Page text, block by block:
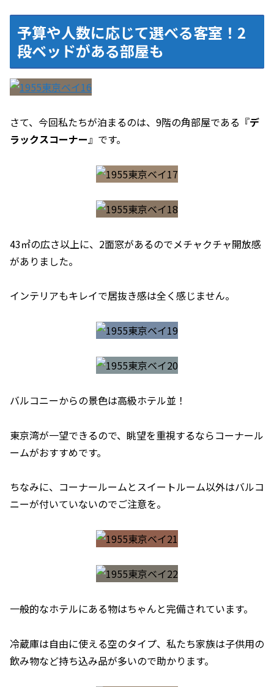
予算や人数に応じて選べる客室！2
段ベッドがある部屋も
さて、今回私たちが泊まるのは、9階の角部屋である『デ
ラックスコーナー』です。
43㎡の広さ以上に、2面窓があるのでメチャクチャ開放感
がありました。
インテリアもキレイで居抜き感は全く感じません。
バルコニーからの景色は高級ホテル並！
東京湾が一望できるので、眺望を重視するならコーナール
ームがおすすめです。
ちなみに、コーナールームとスイートルーム以外はバルコ
ニーが付いていないのでご注意を。
一般的なホテルにある物はちゃんと完備されています。
冷蔵庫は自由に使える空のタイプ、私たち家族は子供用の
飲み物など持ち込み品が多いので助かります。